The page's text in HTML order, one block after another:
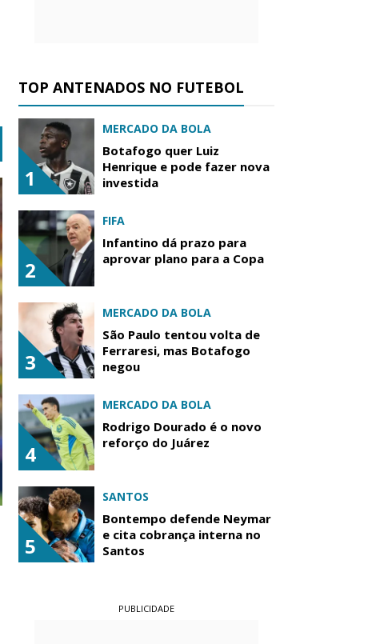
TOP ANTENADOS NO FUTEBOL
1
MERCADO DA BOLA
Botafogo quer Luiz
Henrique e pode fazer nova
investida
2
FIFA
Infantino dá prazo para
aprovar plano para a Copa
3
MERCADO DA BOLA
São Paulo tentou volta de
Ferraresi, mas Botafogo
negou
4
MERCADO DA BOLA
Rodrigo Dourado é o novo
reforço do Juárez
5
SANTOS
Bontempo defende Neymar
e cita cobrança interna no
Santos
PUBLICIDADE